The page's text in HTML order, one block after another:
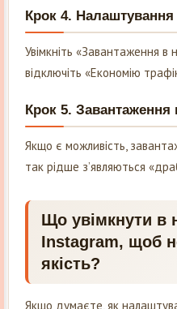
Крок 4.
Увімкніть «Завантаження в
відключіть «Економію
Крок 5. Завантаження
Якщо є можливість,
так рідше з’являються
Що увімкнути в
Instagram, щоб
якість?
Якщо думаєте, як